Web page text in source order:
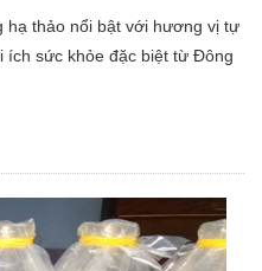
hạ thảo nổi bật với hương vị tự
ích sức khỏe đặc biệt từ Đông